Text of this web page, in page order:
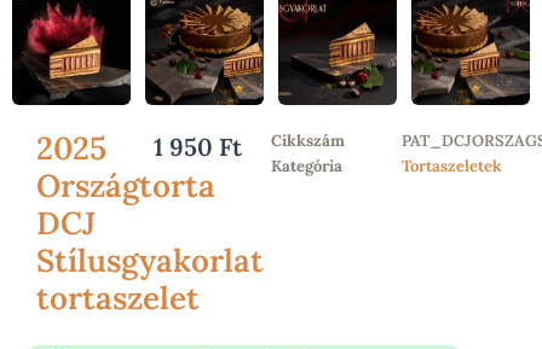
2025
Országtorta
DCJ
Stílusgyakorlat
tortaszelet
1 950 Ft Cikkszám
Kategória
Tortaszeletek